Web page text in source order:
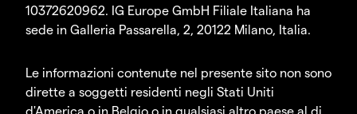
10372620962. IG Europe GmbH Filiale Italiana ha
sede in Galleria Passarella, 2, 20122 Milano, Italia.
Le informazioni contenute nel presente sito non sono
dirette a soggetti residenti negli Stati Uniti
d'America o in Belgio o in qualsiasi altro paese al di